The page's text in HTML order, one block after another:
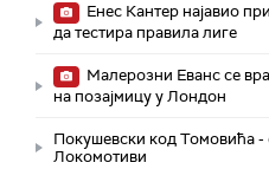
Енес Кантер најавио
да тестира правила лиге
Малерозни Еванс се
на позајмицу у Лондон
Покушевски код Томовића
Локомотиви